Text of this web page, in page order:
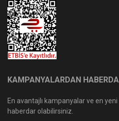
KAMPANYALARDAN
En avantajlı kampanyalar ve en
haberdar olabilirsiniz.